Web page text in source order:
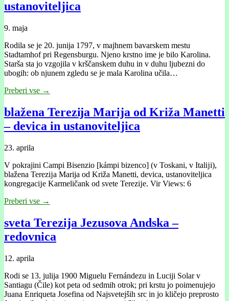
ustanoviteljica
9. maja
Rodila se je 20. junija 1797, v majhnem bavarskem mestu
Stadtamhof pri Regensburgu. Njeno krstno ime je bilo Karolina.
Starša sta jo vzgojila v krščanskem duhu in v duhu ljubezni do
ubogih: ob njunem zgledu se je mala Karolina učila…
Preberi vse →
blažena Terezĳa Marija od Križa Manetti
– devica in ustanoviteljica
23. aprila
V pokrajini Campi Bisenzio [kámpi bizenco] (v Toskani, v Italĳi),
blažena Terezĳa Marija od Križa Manetti, devica, ustanoviteljica
kongregacĳe Karmeličank od svete Terezĳe. Vir Views: 6
Preberi vse →
sveta Terezija Jezusova Andska –
redovnica
12. aprila
Rodi se 13. julija 1900 Miguelu Fernándezu in Luciji Solar v
Santiagu (Čile) kot peta od sedmih otrok; pri krstu jo poimenujejo
Juana Enriqueta Josefina od Najsvetejših src in jo kličejo preprosto